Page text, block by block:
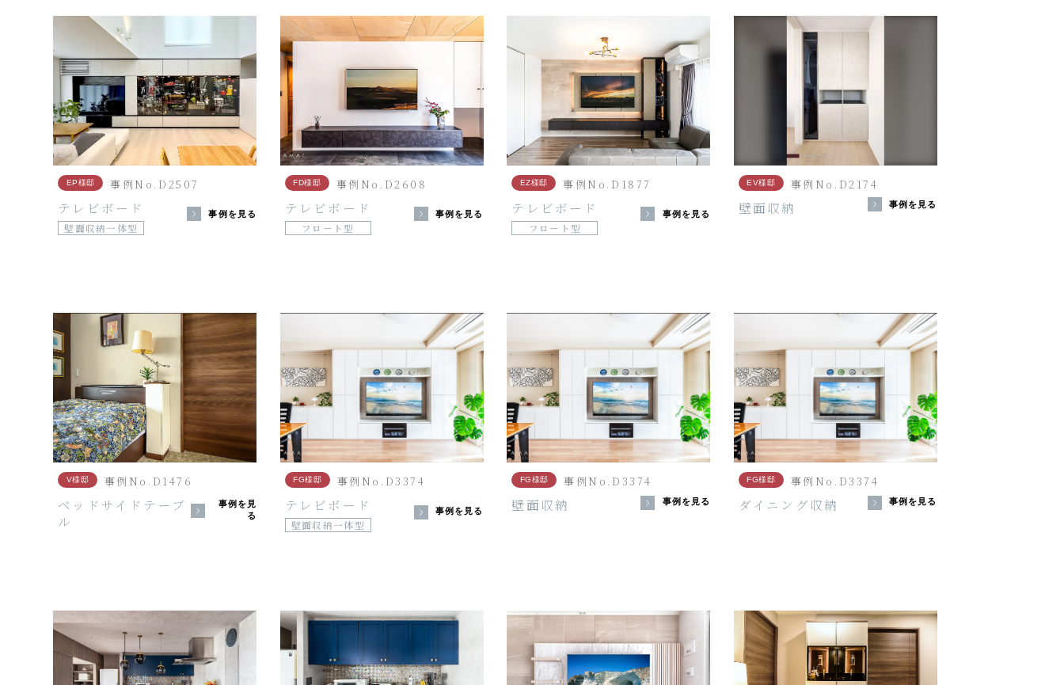
EP様邸 事例No.D2507
テレビボード
壁面収納一体型
事例を見る
FD様邸 事例No.D2608
テレビボード
フロート型
事例を見る
EZ様邸 事例No.D1877
テレビボード
フロート型
事例を見る
EV様邸 事例No.D2174
壁面収納 事例を見る
V様邸 事例No.D1476
ベッドサイドテーブ
ル
事例を見
る
FG様邸 事例No.D3374
テレビボード
壁面収納一体型
事例を見る
FG様邸 事例No.D3374
壁面収納 事例を見る
FG様邸 事例No.D3374
ダイニング収納 事例を見る